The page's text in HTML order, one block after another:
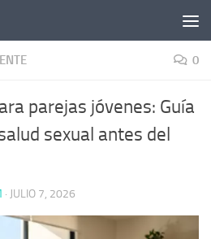
0
parejas jóvenes: Guía
sexual antes del
· JULIO 7, 2026